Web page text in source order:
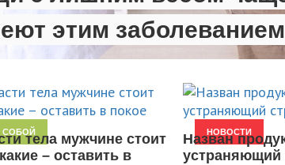
этим заболеванием
СОБОЙтела мужчине стоит
– оставить в
НОВОСТИ
Назван
устраняющий